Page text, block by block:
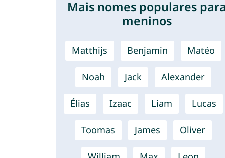
Mais nomes populares
meninos
Matthijs Benjamin Matéo
Noah Jack Alexander
Élias Izaac Liam Lucas
Toomas James Oliver